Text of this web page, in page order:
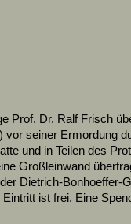
Prof. Dr. Ralf Frisch
seiner Ermordung
und in Teilen des
Großleinwand
Dietrich-
ist frei. Eine